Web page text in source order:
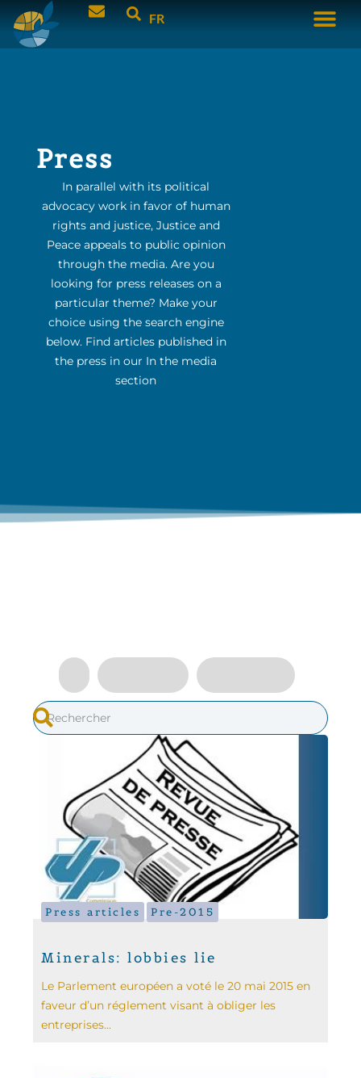
FR
Press
In parallel with its political
advocacy work in favor of human
rights and justice, Justice and
Peace appeals to public opinion
through the media. Are you
looking for press releases on a
particular theme? Make your
choice using the search engine
below. Find articles published in
the press in our In the media
section
Press articles Pre-2015
Minerals: lobbies lie
Le Parlement européen a voté le 20 mai 2015 en
faveur d’un réglement visant à obliger les
entreprises...